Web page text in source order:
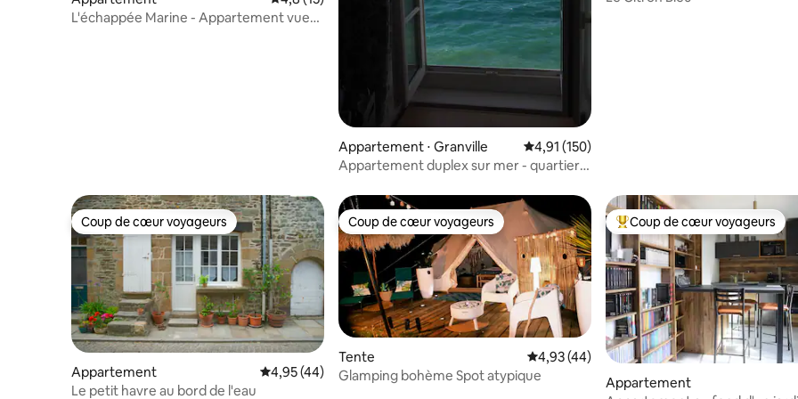
L'échappée Marine - Appartement vue
Appartement ⋅ Granville Évaluation moyenne sur la base de 150
4,91 (150)
Appartement duplex sur mer - quartier
Coup de cœur voyageurs
Coup de cœur voyageurs
Appartement Évaluation moyenne sur la base de 44 commentaires : 4,95 sur 5
4,95 (44)
Le petit havre au bord de l'eau
Coup de cœur voyageurs
Coup de cœur voyageurs
Tente Évaluation moyenne sur la base de 44
4,93 (44)
Glamping bohème Spot atypique
Coups de cœur voyageurs les
Coup de cœur voyageurs
Appartement